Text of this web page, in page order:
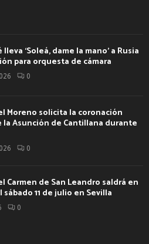
lleva ‘Soleá, dame la mano’ a Rusia
para orquesta de cámara
0
Moreno solicita la coronación
la Asunción de Cantillana durante
0
Carmen de San Leandro saldrá en
11 de julio en Sevilla
0